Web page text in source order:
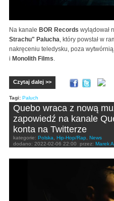
Na kanale BOR Records wylądował
Strachu" Palucha, który powstał w
nakręceniu teledysku, poza
i Monolith Films.
Czytaj dalej >>
Tagi: Paluch
Quebo wraca z nową
zapowiedź na kanale
konta na Twitterze
kategorie: Polska Hip-Hop/Rap
News
dodano: 2022-02-06 22:00 przez: Marek